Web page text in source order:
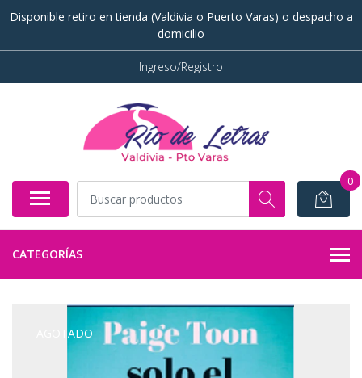
Disponible retiro en tienda (Valdivia o Puerto Varas) o despacho a
domicilio
Ingreso/Registro
0
CATEGORÍAS
AGOTADO